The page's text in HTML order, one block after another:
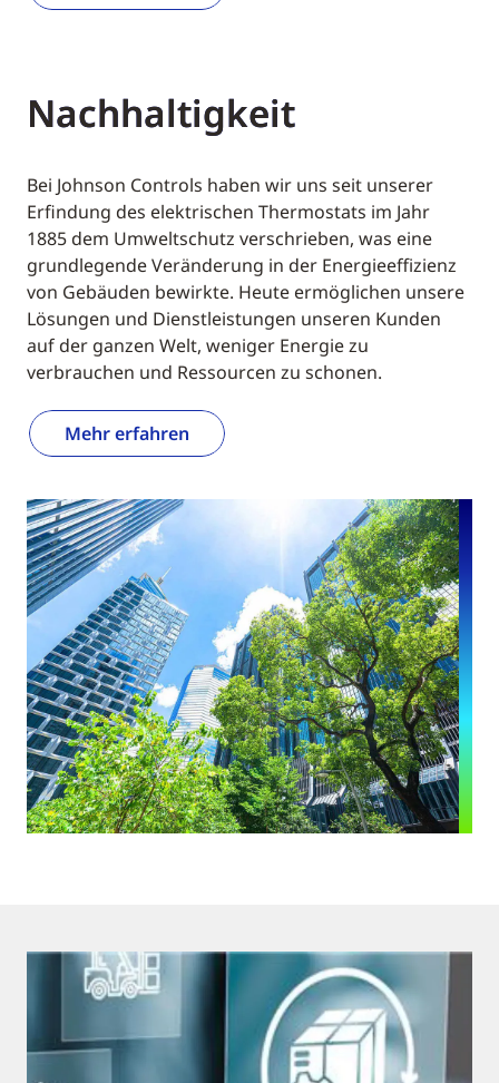
Nachhaltigkeit
Bei Johnson Controls haben wir uns seit unserer
Erfindung des elektrischen Thermostats im Jahr
1885 dem Umweltschutz verschrieben, was eine
grundlegende Veränderung in der Energieeffizienz
von Gebäuden bewirkte. Heute ermöglichen unsere
Lösungen und Dienstleistungen unseren Kunden
auf der ganzen Welt, weniger Energie zu
verbrauchen und Ressourcen zu schonen.
Mehr erfahren